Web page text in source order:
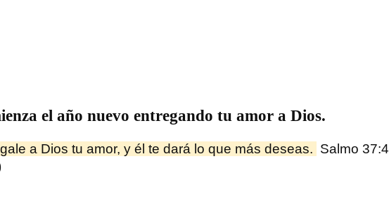
el año nuevo entregando tu amor a Dios.
a Dios tu amor, y él te dará lo que más deseas. Salmo 37:4